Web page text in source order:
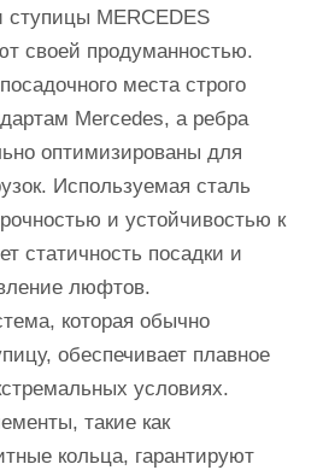
ступицы MERCEDES
своей продуманностью.
места строго
Mercedes, а ребра
оптимизированы для
Используемая сталь
и устойчивостью к
статичность посадки и
люфтов.
которая обычно
обеспечивает плавное
условиях.
такие как
кольца, гарантируют